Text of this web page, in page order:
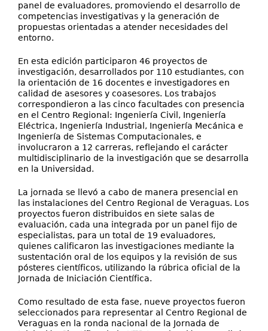
panel de evaluadores, promoviendo el desarrollo de
competencias investigativas y la generación de
propuestas orientadas a atender necesidades del
entorno.
En esta edición participaron 46 proyectos de
investigación, desarrollados por 110 estudiantes, con
la orientación de 16 docentes e investigadores en
calidad de asesores y coasesores. Los trabajos
correspondieron a las cinco facultades con presencia
en el Centro Regional: Ingeniería Civil, Ingeniería
Eléctrica, Ingeniería Industrial, Ingeniería Mecánica e
Ingeniería de Sistemas Computacionales, e
involucraron a 12 carreras, reflejando el carácter
multidisciplinario de la investigación que se desarrolla
en la Universidad.
La jornada se llevó a cabo de manera presencial en
las instalaciones del Centro Regional de Veraguas. Los
proyectos fueron distribuidos en siete salas de
evaluación, cada una integrada por un panel fijo de
especialistas, para un total de 19 evaluadores,
quienes calificaron las investigaciones mediante la
sustentación oral de los equipos y la revisión de sus
pósteres científicos, utilizando la rúbrica oficial de la
Jornada de Iniciación Científica.
Como resultado de esta fase, nueve proyectos fueron
seleccionados para representar al Centro Regional de
Veraguas en la ronda nacional de la Jornada de